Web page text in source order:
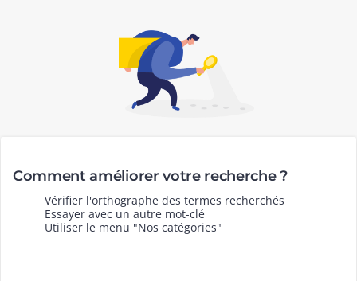
Comment améliorer votre recherche ?
Vérifier l'orthographe des termes recherchés
Essayer avec un autre mot-clé
Utiliser le menu "Nos catégories"